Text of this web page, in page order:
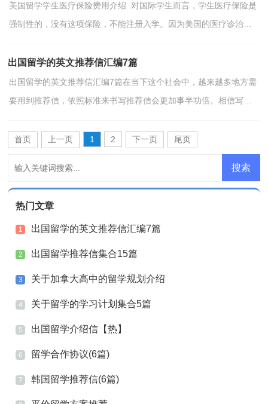
美国留学学生医疗保险费用介绍 对国际学生而言，学生医疗保险是
强制性的，没有这项保险，不能注册入学。因为美国的医疗诊治费
出国留学的英文推荐信汇编7篇
出国留学的英文推荐信汇编7篇在当下这个社会中，越来越多地方需
要用到推荐信，依照标准来书写推荐信会更加事半功倍。相信写推
首页 上一页 1 2 下一页 尾页
热门文章
1 出国留学的英文推荐信汇编7篇
2 出国留学推荐信集合15篇
3 关于加拿大高中的留学规划介绍
4 关于留学的学习计划集合5篇
5 出国留学介绍信【热】
6 留学合作协议(6篇)
7 韩国留学推荐信(6篇)